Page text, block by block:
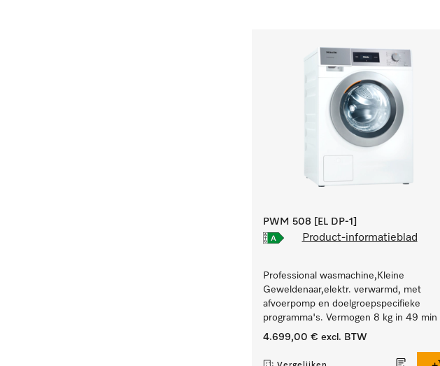
PWM 508 [EL DP-1]
Product-informatieblad
Professional wasmachine,Kleine
Geweldenaar,elektr. verwarmd, met
afvoerpomp en doelgroepspecifieke
programma's. Vermogen 8 kg in 49 min
4.699,00 € excl. BTW